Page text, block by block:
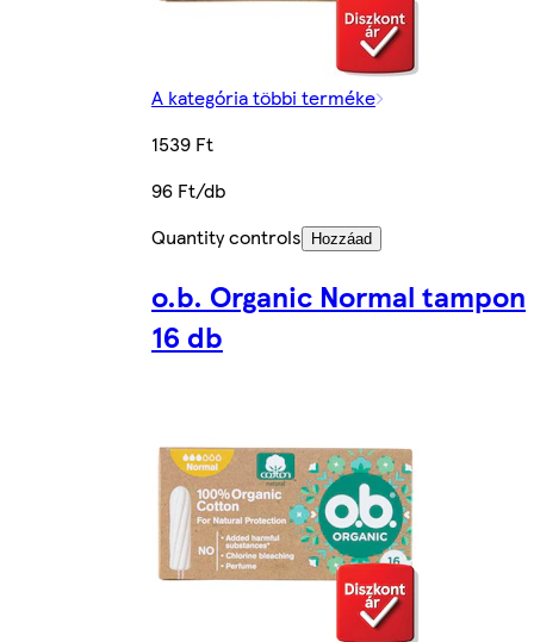
A kategória többi terméke
1539 Ft
96 Ft/db
Quantity controls
Hozzáad
o.b. Organic Normal tampon
16 db